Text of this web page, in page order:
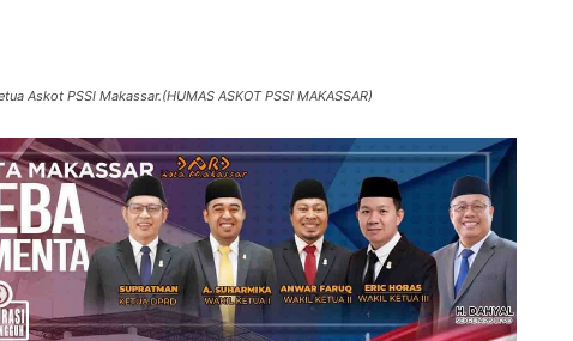
Askot PSSI Makassar.(HUMAS ASKOT PSSI MAKASSAR)